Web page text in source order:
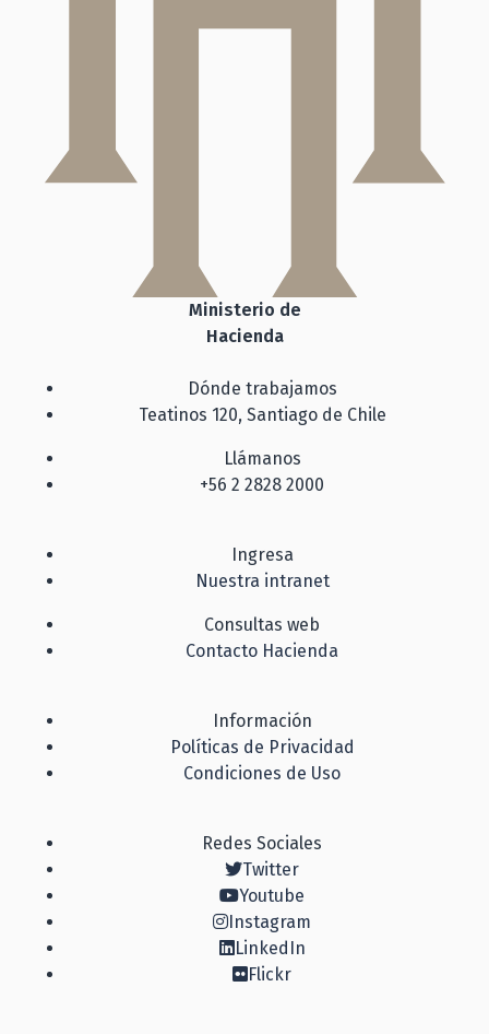
Ministerio de
Hacienda
Dónde trabajamos
Teatinos 120, Santiago de Chile
Llámanos
+56 2 2828 2000
Ingresa
Nuestra intranet
Consultas web
Contacto Hacienda
Información
Políticas de Privacidad
Condiciones de Uso
Redes Sociales
Twitter
Youtube
Instagram
LinkedIn
Flickr